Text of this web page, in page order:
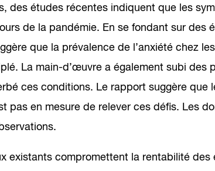
des études récentes indiquent que les
de la pandémie. En se fondant sur des
que la prévalence de l’anxiété chez
La main-d’œuvre a également subi des
ces conditions. Le rapport suggère que
pas en mesure de relever ces défis. Les
existants compromettent la rentabilité des